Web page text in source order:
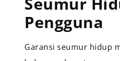
Pengguna
Garansi seumur hidup